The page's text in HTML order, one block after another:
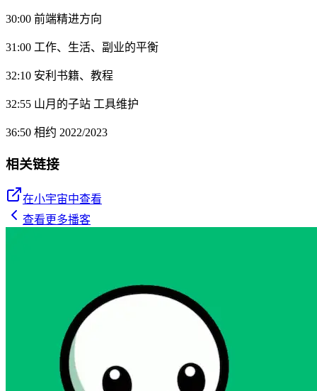
30:00 前端精进方向
31:00 工作、生活、副业的平衡
32:10 安利书籍、教程
32:55 山月的子站 工具维护
36:50 相约 2022/2023
相关链接
在小宇宙中查看
查看更多播客